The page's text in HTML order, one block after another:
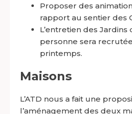
Proposer des
rapport au sentier des
L’entretien des Jardins
personne sera
printemps.
Maisons
L’ATD nous a fait une
l’aménagement des deux